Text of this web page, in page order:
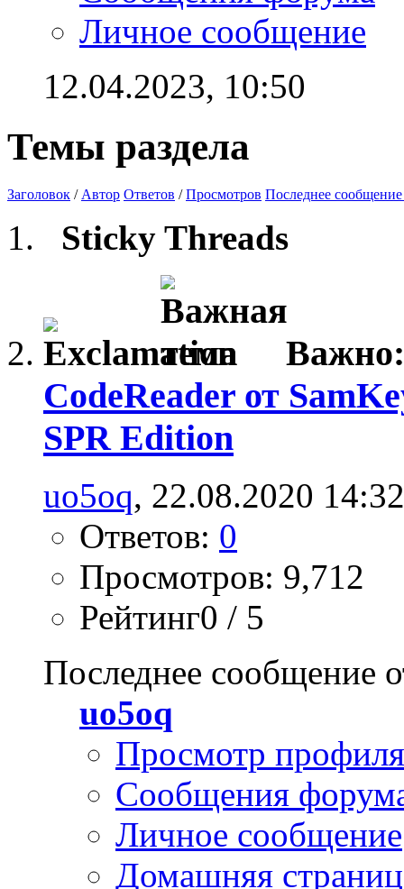
Личное сообщение
12.04.2023, 10:50
Темы раздела
Заголовок / Автор Ответов /Просмотров Последнее сообщение
Sticky Threads
CodeReader от
SPR Edition
uo5oq, 22.08.2020 14:32
Ответов: 0
Просмотров: 9,712
Рейтинг0 / 5
Последнее сообщение
uo5oq
Просмотр профиля
Сообщения
Личное сообщение
Домашняя